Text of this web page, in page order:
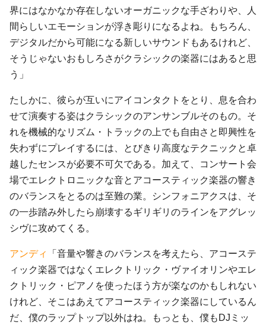
界にはなかなか存在しないオーガニックな手ざわりや、人
間らしいエモーションが浮き彫りになるよね。もちろん、
デジタルだから可能になる新しいサウンドもあるけれど、
そうじゃないおもしろさがクラシックの楽器にはあると思
う」
たしかに、彼らが互いにアイコンタクトをとり、息を合わ
せて演奏する姿はクラシックのアンサンブルそのもの。そ
れを機械的なリズム・トラックの上でも自由さと即興性を
失わずにプレイするには、とびきり高度なテクニックと卓
越したセンスが必要不可欠である。加えて、コンサート会
場でエレクトロニックな音とアコースティック楽器の響き
のバランスをとるのは至難の業。シンフォニアクスは、そ
の一歩踏み外したら崩壊するギリギリのラインをアグレッ
シヴに攻めてくる。
アンディ
「音量や響きのバランスを考えたら、アコーステ
ィック楽器ではなくエレクトリック・ヴァイオリンやエレ
クトリック・ピアノを使ったほう方が楽なのかもしれない
けれど、そこはあえてアコースティック楽器にしているん
だ、僕のラップトップ以外はね。もっとも、僕もDJミッ